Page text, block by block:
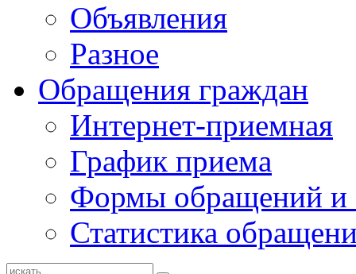
Объявления
Разное
Обращения граждан
Интернет-приемная
График приема
Формы обращений и
Статистика